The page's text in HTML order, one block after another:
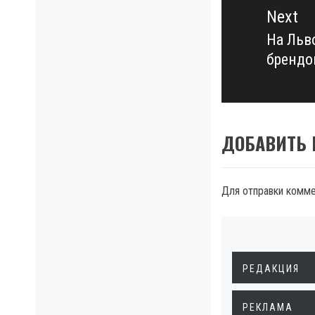
Next
Next
post:
На
ДОБАВИТЬ
Для отправки
РЕДАКЦИЯ
РЕКЛАМА